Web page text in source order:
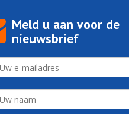
Meld u aan voor de
nieuwsbrief